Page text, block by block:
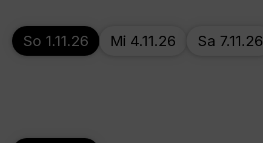
So 1.11.26 Mi 4.11.26 Sa 7.11.26